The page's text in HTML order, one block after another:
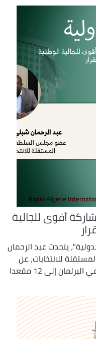
نحو مشاركة أقوى للجالية
يتحدث عبد الرحمان
للانتخابات، عن
توسيع تمثيل الجالية الوطنية بالخارج في البرلمان إلى 12 مقعدا